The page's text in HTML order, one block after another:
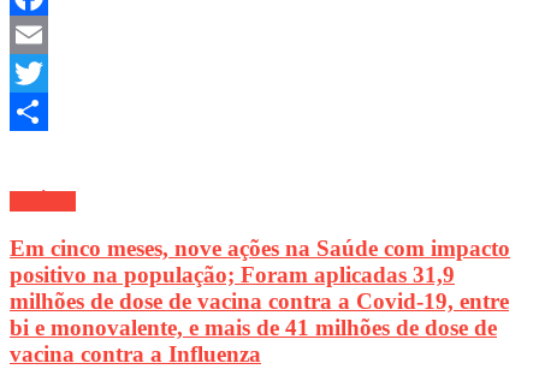
Facebook
Email
Twitter
Em cinco meses, nove ações na Saúde com impacto
positivo na população; Foram aplicadas 31,9
milhões de dose de vacina contra a Covid-19, entre
bi e monovalente, e mais de 41 milhões de dose de
vacina contra a Influenza